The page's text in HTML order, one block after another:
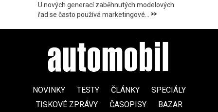
U nových generací zaběhnutých modelových
řad se často používá marketingové... >>
NOVINKY TESTY ČLÁNKY
SPECIÁLY
TISKOVÉ ZPRÁVY
ČASOPISY BAZAR